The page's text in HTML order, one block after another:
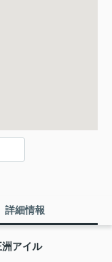
詳細情報
アイル